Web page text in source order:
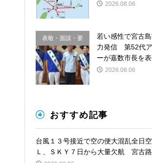
2026.08.06
表敬・面談・要
請
若い感性で宮古
力発信 第52代
ーが嘉数市長を
2026.08.06
おすすめ記事
台風１３号接近で空の便大混乱全日
Ｌ、ＳＫＹ７日から大量欠航 宮古